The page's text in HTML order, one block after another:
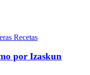
Recetas
por Izaskun